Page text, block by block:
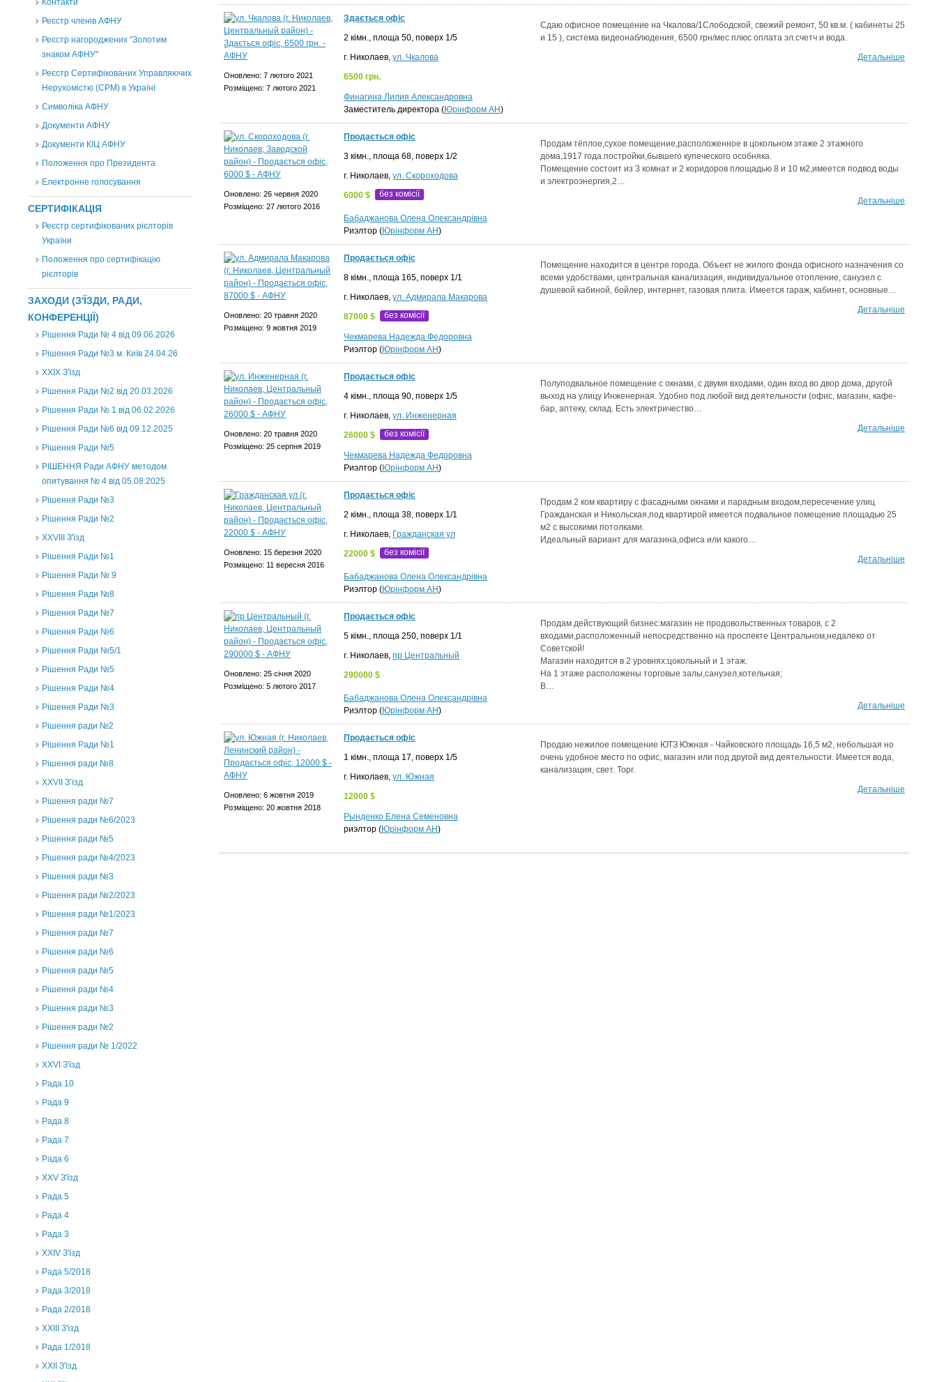
Контакти
Реєстр членів АФНУ
Реєстр нагороджених "Золотим
знаком АФНУ"
Реєстр Сертифікованих Управляючих
Нерухомістю (CPM) в Україні
Символіка АФНУ
Документи АФНУ
Документи КІЦ АФНУ
Положення про Президента
Електронне голосування
СЕРТИФІКАЦІЯ
Реєстр сертифікованих рієлторів
України
Положення про сертифікацію
рієлторів
ЗАХОДИ (З'ЇЗДИ, РАДИ,
КОНФЕРЕНЦІЇ)
Рішення Ради № 4 від 09.06.2026
Рішення Ради №3 м. Київ 24.04.26
XXІХ З'їзд
Рішення Ради №2 від 20.03.2026
Рішення Ради № 1 від 06.02.2026
Рішення Ради №6 від 09.12.2025
Рішення Ради №5
РІШЕННЯ Ради АФНУ методом
опитування № 4 від 05.08.2025
Рішення Ради №3
Рішення Ради №2
XXVIII З'їзд
Рішення Ради №1
Рішення Ради № 9
Рішення Ради №8
Рішення Ради №7
Рішення Ради №6
Рішення Ради №5/1
Рішення Ради №5
Рішення Ради №4
Рішення Ради №3
Рішення ради №2
Рішення Ради №1
Рішення ради №8
ХХVII З’їзд
Рішення ради №7
Рішення ради №6/2023
Рішення ради №5
Рішення ради №4/2023
Рішення ради №3
Рішення ради №2/2023
Рішення ради №1/2023
Рішення ради №7
Рішення ради №6
Рішення ради №5
Рішення ради №4
Рішення ради №3
Рішення ради №2
Рішення ради № 1/2022
XXVI З'їзд
Рада 10
Рада 9
Рада 8
Рада 7
Рада 6
XXV З'їзд
Рада 5
Рада 4
Рада 3
ХХIV З'їзд
Рада 5/2018
Рада 3/2018
Рада 2/2018
XXIII З'їзд
Рада 1/2018
ХХІІ З'їзд
Оновлено: 7 лютого 2021
Розміщено: 7 лютого 2021
Здається офіс
2 кімн., площа 50, поверх 1/5
г. Николаев, ул. Чкалова
6500 грн.
Финагина Лилия Александровна
Заместитель директора (Юрінформ АН)
Сдаю офисное помещение на Чкалова/1Слободской, свежий ремонт, 50 кв.м. ( кабинеты 25
и 15 ), система видеонаблюдения, 6500 грн/мес плюс оплата эл.счетч и вода.
Детальніше
Оновлено: 26 червня 2020
Розміщено: 27 лютого 2016
Продається офіс
3 кімн., площа 68, поверх 1/2
г. Николаев, ул. Скороходова
6000 $
без комісії
Бабаджанова Олена Олександрівна
Риэлтор (Юрінформ АН)
Продам тёплое,сухое помещение,расположенное в цокольном этаже 2 этажного
дома,1917 года постройки,бывшего купеческого особняка.
Помещение состоит из 3 комнат и 2 коридоров площадью 8 и 10 м2,имеется подвод воды
и электроэнергия,2…
Детальніше
Оновлено: 20 травня 2020
Розміщено: 9 жовтня 2019
Продається офіс
8 кімн., площа 165, поверх 1/1
г. Николаев, ул. Адмирала Макарова
87000 $
без комісії
Чекмарева Надежда Федоровна
Риэлтор (Юрінформ АН)
Помещение находится в центре города. Объект не жилого фонда офисного назначения со
всеми удобствами, центральная канализация, индивидуальное отопление, санузел с
душевой кабиной, бойлер, интернет, газовая плита. Имеется гараж, кабинет, основные…
Детальніше
Оновлено: 20 травня 2020
Розміщено: 25 серпня 2019
Продається офіс
4 кімн., площа 90, поверх 1/5
г. Николаев, ул. Инженерная
26000 $
без комісії
Чекмарева Надежда Федоровна
Риэлтор (Юрінформ АН)
Полуподвальное помещение с окнами, с двумя входами, один вход во двор дома, другой
выход на улицу Инженерная. Удобно под любой вид деятельности (офис, магазин, кафе-
бар, аптеку, склад. Есть электричество…
Детальніше
Оновлено: 15 березня 2020
Розміщено: 11 вересня 2016
Продається офіс
2 кімн., площа 38, поверх 1/1
г. Николаев, Гражданская ул
22000 $
без комісії
Бабаджанова Олена Олександрівна
Риэлтор (Юрінформ АН)
Продам 2 ком квартиру с фасадными окнами и парадным входом,пересечение улиц
Гражданская и Никольская,под квартирой имеется подвальное помещение площадью 25
м2 с высокими потолками.
Идеальный вариант для магазина,офиса или какого…
Детальніше
Оновлено: 25 січня 2020
Розміщено: 5 лютого 2017
Продається офіс
5 кімн., площа 250, поверх 1/1
г. Николаев, пр Центральный
290000 $
Бабаджанова Олена Олександрівна
Риэлтор (Юрінформ АН)
Продам действующий бизнес:магазин не продовольственных товаров, с 2
входами,расположенный непосредственно на проспекте Центральном,недалеко от
Советской!
Магазин находится в 2 уровнях:цокольный и 1 этаж.
На 1 этаже расположены торговые залы,санузел,котельная;
В…
Детальніше
Оновлено: 6 жовтня 2019
Розміщено: 20 жовтня 2018
Продається офіс
1 кімн., площа 17, поверх 1/5
г. Николаев, ул. Южная
12000 $
Рынденко Елена Семеновна
риэлтор (Юрінформ АН)
Продаю нежилое помещение ЮТЗ Южная - Чайковского площадь 16,5 м2, небольшая но
очень удобное место по офис, магазин или под другой вид деятельности. Имеется вода,
канализация, свет. Торг.
Детальніше